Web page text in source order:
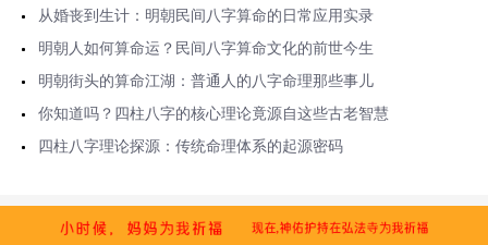
从婚丧到生计：明朝民间八字算命的日常应用实录
明朝人如何算命运？民间八字算命文化的前世今生
明朝街头的算命江湖：普通人的八字命理那些事儿
你知道吗？四柱八字的核心理论竟源自这些古老智慧
四柱八字理论探源：传统命理体系的起源密码